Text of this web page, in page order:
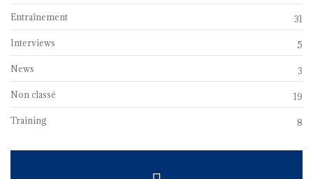
Entraînement 31
Interviews 5
News 3
Non classé 19
Training 8